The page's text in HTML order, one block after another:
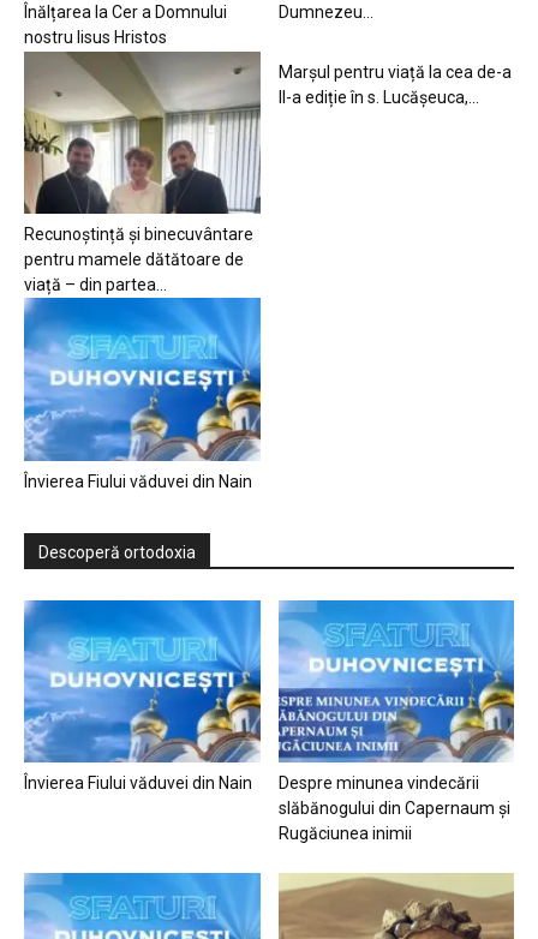
Înălțarea la Cer a Domnului
nostru Iisus Hristos
Dumnezeu…
Recunoștință și binecuvântare
pentru mamele dătătoare de
viață – din partea...
Marșul pentru viață la cea de-a
II-a ediție în s. Lucășeuca,...
Învierea Fiului văduvei din Nain
Descoperă ortodoxia
Învierea Fiului văduvei din Nain
Despre minunea vindecării
slăbănogului din Capernaum și
Rugăciunea inimii